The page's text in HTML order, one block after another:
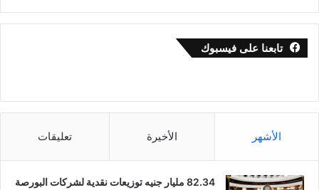
تابعنا على فيسبوك
الأشهر الأخيرة تعليقات
82.34 مليار جنيه توزيعات نقدية لشركات البورصة